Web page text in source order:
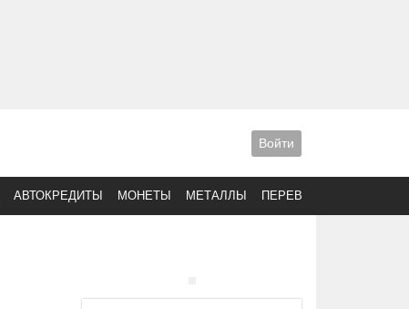
Войти
АВТОКРЕДИТЫ МОНЕТЫ МЕТАЛЛЫ ПЕРЕВОДЫ